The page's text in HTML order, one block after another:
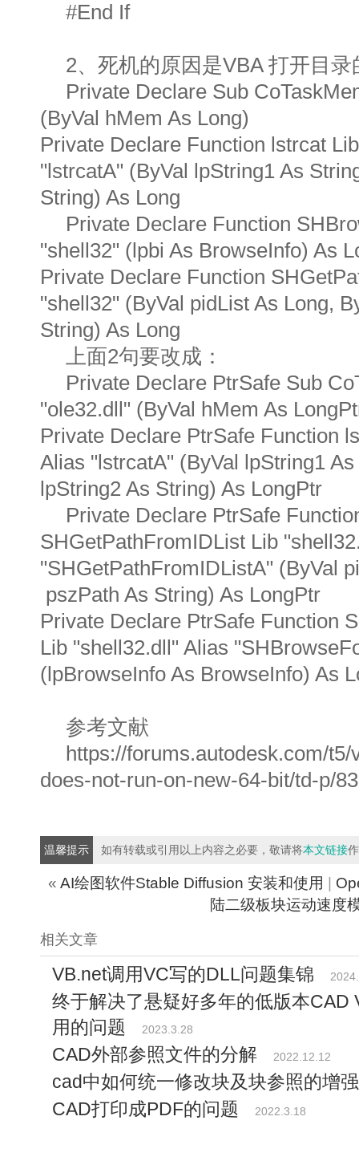
#End If
2、死机的原因是VBA 打开目
Private Declare Sub
(ByVal hMem As Long)
Private Declare Function lstrcat
"lstrcatA" (ByVal lpString1 As
String) As Long
Private Declare Function
"shell32" (lpbi As BrowseInfo) As
Private Declare Function
"shell32" (ByVal pidList As Long,
String) As Long
上面2句要改成：
Private Declare PtrSafe Sub
"ole32.dll" (ByVal hMem As
Private Declare PtrSafe Function
Alias "lstrcatA" (ByVal lpString1
lpString2 As String) As LongPtr
Private Declare PtrSafe
SHGetPathFromIDList Lib
"SHGetPathFromIDListA" (ByVal
pszPath As String) As LongPtr
Private Declare PtrSafe Function
Lib "shell32.dll" Alias
(lpBrowseInfo As BrowseInfo) As
参考文献
https://forums.autodesk.com/
does-not-run-on-new-64-bit/td-p/
温馨提示 如有转载或引用以上内容之必要，敬请将本文链接
« AI绘图软件Stable Diffusion 安装和使用 |
陆二级板块运动速度
相关文章
VB.net调用VC写的DLL问题集锦
终于解决了悬疑好多年的低版本CAD
用的问题
2023.3.28
CAD外部参照文件的分解 2022.12.12
cad中如何统一修改块及块参照的增
CAD打印成PDF的问题
2022.3.18